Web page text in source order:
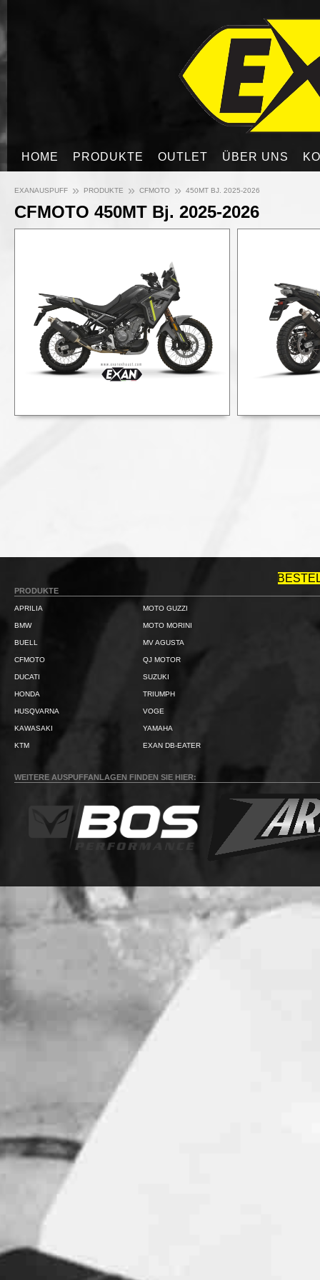
HOME PRODUKTE OUTLET ÜBER UNS
EXANAUSPUFF » PRODUKTE » CFMOTO » 450MT BJ. 2025-2026
CFMOTO 450MT Bj. 2025-2026
PRODUKTE
APRILIA
BMW
BUELL
CFMOTO
DUCATI
HONDA
HUSQVARNA
KAWASAKI
KTM
MOTO GUZZI
MOTO MORINI
MV AGUSTA
QJ MOTOR
SUZUKI
TRIUMPH
VOGE
YAMAHA
EXAN DB-EATER
WEITERE AUSPUFFANLAGEN FINDEN SIE HIER: